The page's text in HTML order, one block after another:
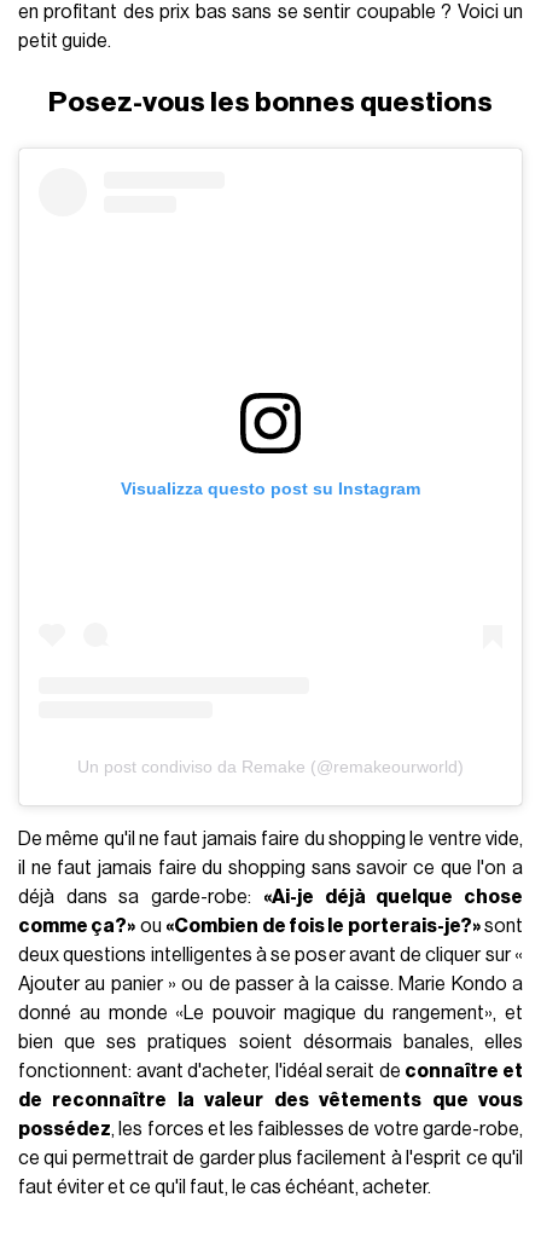
en profitant des prix bas sans se sentir coupable ? Voici un
petit guide.
Posez-vous les bonnes questions
Visualizza questo post su Instagram
Un post condiviso da Remake (@remakeourworld)
De même qu'il ne faut jamais faire du shopping le ventre vide,
il ne faut jamais faire du shopping sans savoir ce que l'on a
déjà dans sa garde-robe: «Ai-je déjà quelque chose
comme ça?» ou «Combien de fois le porterais-je?»sont
deux questions intelligentes à se poser avant de cliquer sur «
Ajouter au panier » ou de passer à la caisse. Marie Kondo a
donné au monde «Le pouvoir magique du rangement», et
bien que ses pratiques soient désormais banales, elles
fonctionnent: avant d'acheter, l'idéal serait de connaître et
de reconnaître la valeur des vêtements que vous
possédez, les forces et les faiblesses de votre garde-robe,
ce qui permettrait de garder plus facilement à l'esprit ce qu'il
faut éviter et ce qu'il faut, le cas échéant, acheter.